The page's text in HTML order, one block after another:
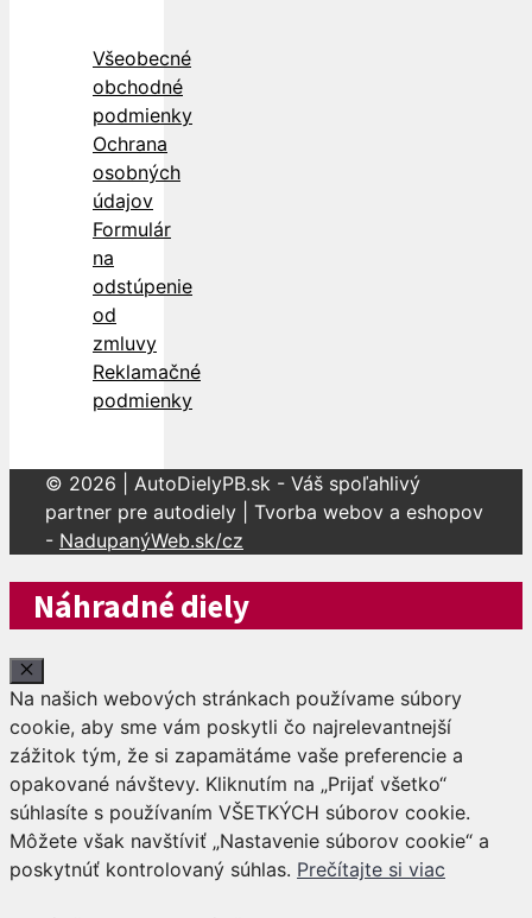
Všeobecné
obchodné
podmienky
Ochrana
osobných
údajov
Formulár
na
odstúpenie
od
zmluvy
Reklamačné
podmienky
© 2026 | AutoDielyPB.sk - Váš spoľahlivý
partner pre autodiely | Tvorba webov a eshopov
- NadupanýWeb.sk/cz
Náhradné diely
Close
Na našich webových stránkach používame súbory
cookie, aby sme vám poskytli čo najrelevantnejší
zážitok tým, že si zapamätáme vaše preferencie a
opakované návštevy. Kliknutím na „Prijať všetko“
súhlasíte s používaním VŠETKÝCH súborov cookie.
Môžete však navštíviť „Nastavenie súborov cookie“ a
poskytnúť kontrolovaný súhlas. Prečítajte si viac